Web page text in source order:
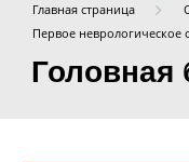
Главная страница
Первое неврологическое
Головная